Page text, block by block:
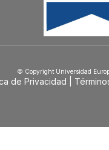
© Copyright Universidad
de Privacidad